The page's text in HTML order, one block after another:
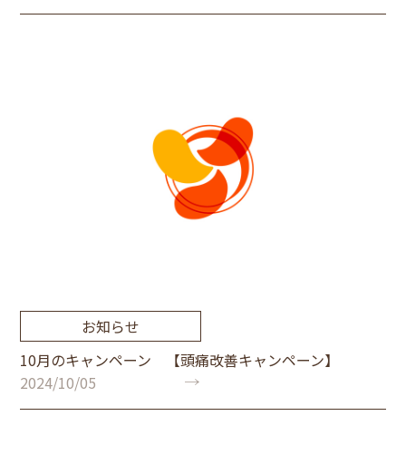
お知らせ
10月のキャンペーン 【頭痛改善キャンペーン】
2024/10/05